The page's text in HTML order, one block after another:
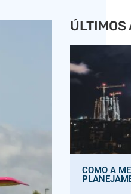
ÚLTIMOS
COMO A